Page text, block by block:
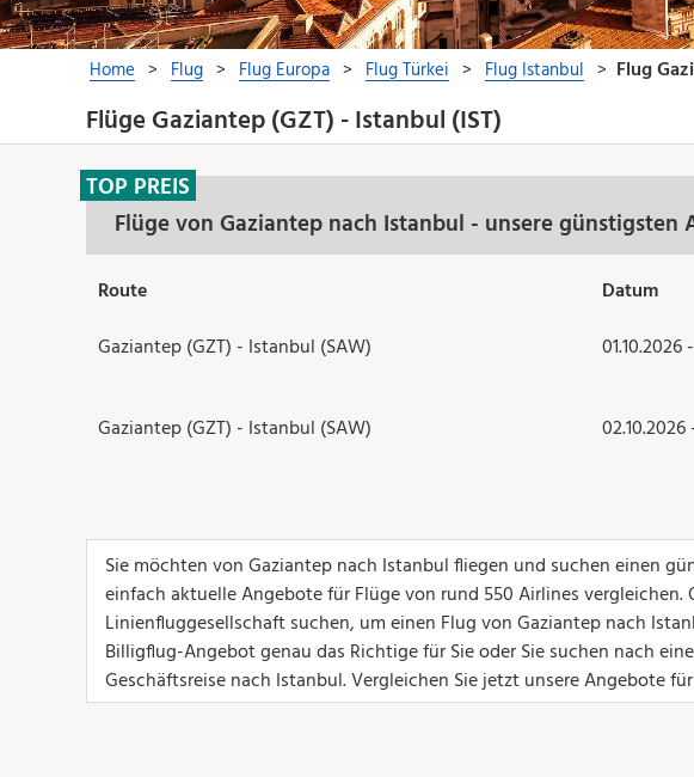
Flüge Gaziantep (GZT) - Istanbul (IST)
Flüge von Gaziantep nach Istanbul - unsere günstigsten
TOP PREIS
Route Datum
Gaziantep (GZT) - Istanbul (SAW)
01.10.2026
Gaziantep (GZT) - Istanbul (SAW) 02.10.2026
Sie möchten von Gaziantep nach Istanbul fliegen und suchen einen
einfach aktuelle Angebote für Flüge von rund 550 Airlines vergleichen.
Linienfluggesellschaft suchen, um einen Flug von Gaziantep nach
Billigflug-Angebot genau das Richtige für Sie oder Sie suchen nach
Geschäftsreise nach Istanbul. Vergleichen Sie jetzt unsere Angebote